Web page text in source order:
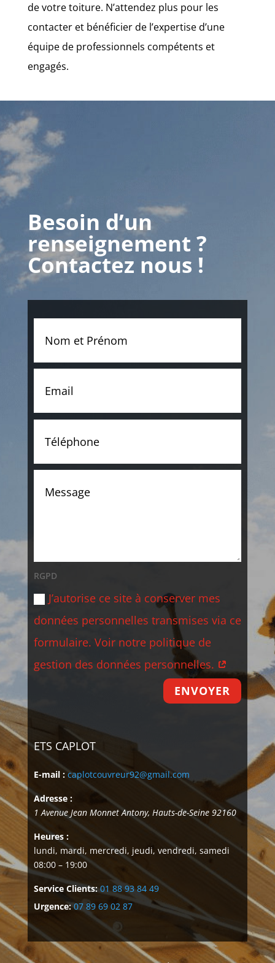
de votre toiture. N’attendez plus pour les
contacter et bénéficier de l’expertise d’une
équipe de professionnels compétents et
engagés.
Besoin d’un
renseignement ?
Contactez nous !
RGPD
J’autorise ce site à conserver mes
données personnelles transmises via ce
formulaire. Voir notre politique de
gestion des données personnelles.
ENVOYER
ETS CAPLOT
E-mail : caplotcouvreur92@gmail.com
Adresse :
1 Avenue Jean Monnet Antony, Hauts-de-Seine 92160
Heures :
lundi, mardi, mercredi, jeudi, vendredi, samedi
08:00 – 19:00
Service Clients: 01 88 93 84 49
Urgence: 07 89 69 02 87